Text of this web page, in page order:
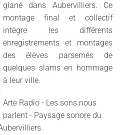
glané dans Aubervilliers. Ce
montage final et collectif
intègre les différents
enregistrements et montages
des élèves parsemés de
quelques slams en hommage
à leur ville.
Arte Radio - Les sons nous
parlent - Paysage sonore du